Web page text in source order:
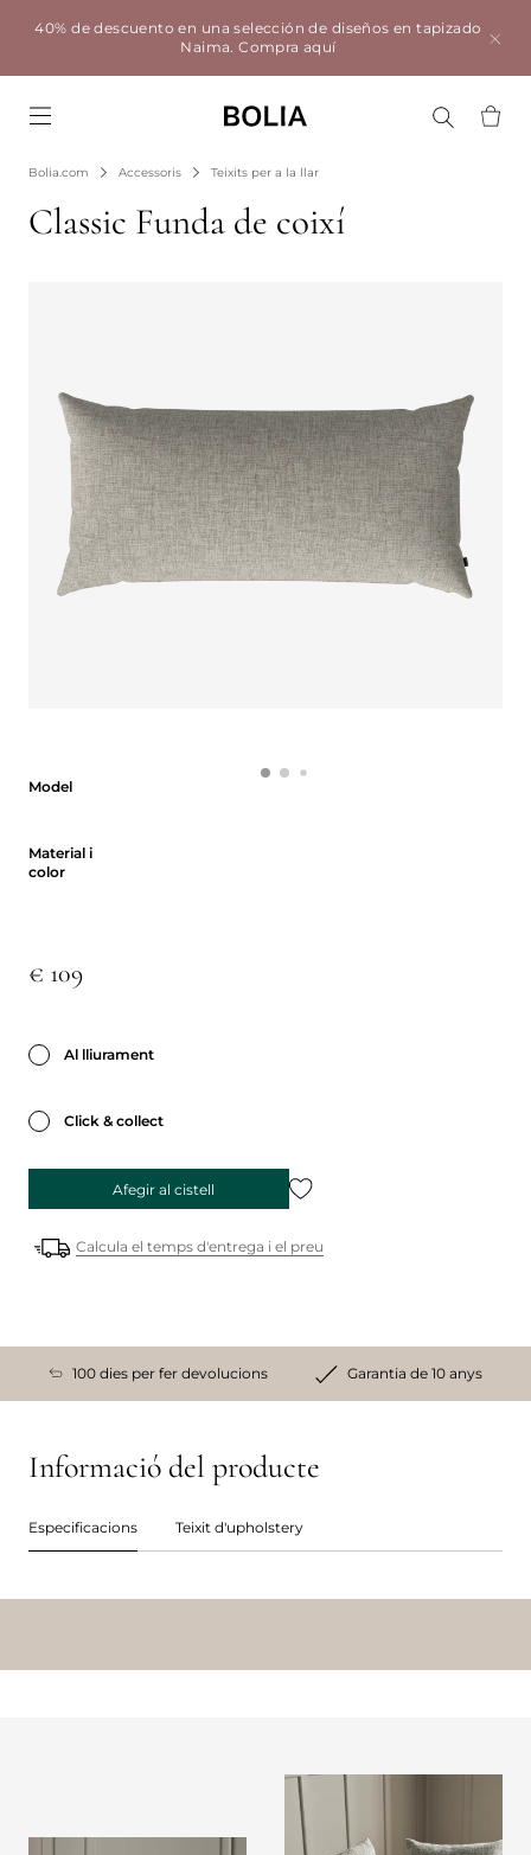
40% de descuento en una selección de diseños en tapizado
Naima.Compra aquí
Bolia.com Accessoris Teixits per a la llar
Classic Funda de coixí
Model
Material i
color
€ 109
Al lliurament
Click & collect
Afegir al cistell
Calcula el temps d'entrega i el preu
100 dies per fer devolucions Garantia de 10 anys
Informació del producte
Especificacions Teixit d'upholstery